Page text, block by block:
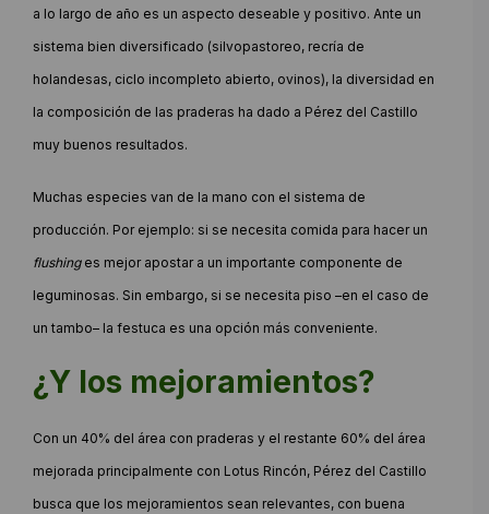
a lo largo de año es un aspecto deseable y positivo. Ante un
sistema bien diversificado (silvopastoreo, recría de
holandesas, ciclo incompleto abierto, ovinos), la diversidad en
la composición de las praderas ha dado a Pérez del Castillo
muy buenos resultados.
Muchas especies van de la mano con el sistema de
producción. Por ejemplo: si se necesita comida para hacer un
flushinges mejor apostar a un importante componente de
leguminosas. Sin embargo, si se necesita piso –en el caso de
un tambo– la festuca es una opción más conveniente.
¿Y los mejoramientos?
Con un 40% del área con praderas y el restante 60% del área
mejorada principalmente con Lotus Rincón, Pérez del Castillo
busca que los mejoramientos sean relevantes, con buena